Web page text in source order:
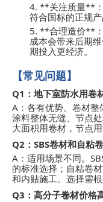
4. **关注质量**
符合国标的正规
5. **合理造价**
成本会带来后期
期投入更经济。
【常见问题】
Q1 ：地下室防水用卷
A ：各有优势。卷材
涂料整体无缝、节点
大面积用卷材，节点
Q2 ： SBS卷材和自粘
A ：适用场景不同。
的标准选择；自粘卷
和内贴施工。选择需根
Q3 ：高分子卷材价格